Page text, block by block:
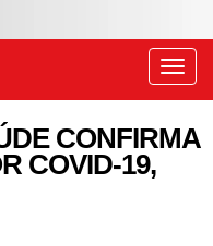
CONFIRMA
COVID-19,